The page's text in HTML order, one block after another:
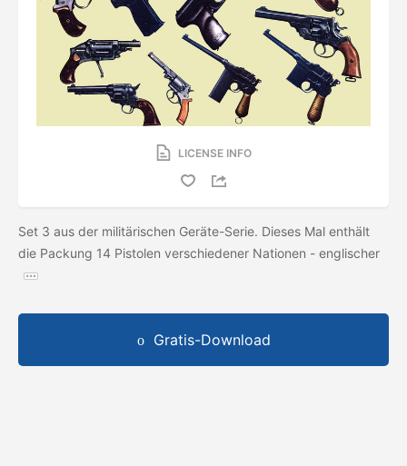
LICENSE INFO
Set 3 aus der militärischen Geräte-Serie. Dieses Mal enthält
die Packung 14 Pistolen verschiedener Nationen - englischer
Gratis-Download